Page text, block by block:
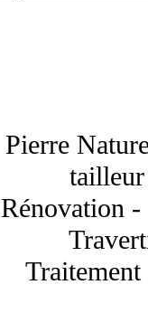
Pierre
Rénovation -